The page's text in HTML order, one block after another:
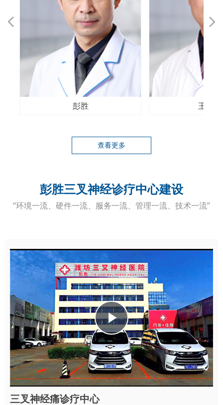
三叉神经痛诊疗中心
Play
Video
彭胜三叉神经诊疗中心建设
“环境一流、硬件一流、服务一流、管理一流、技术一流”
查看更多
王汝丰
넳 넲